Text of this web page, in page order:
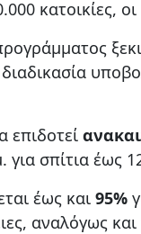
κατοικίες, οι
επιδοτεί
σπίτια έως
έως και 95%
αναλόγως